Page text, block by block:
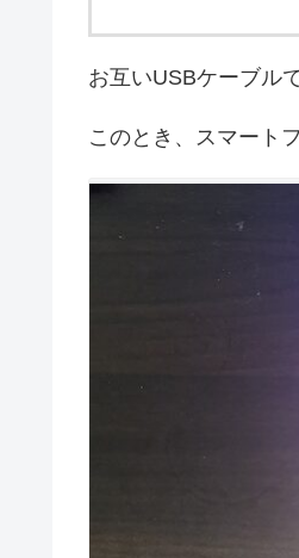
お互いUSBケーブル
このとき、スマート